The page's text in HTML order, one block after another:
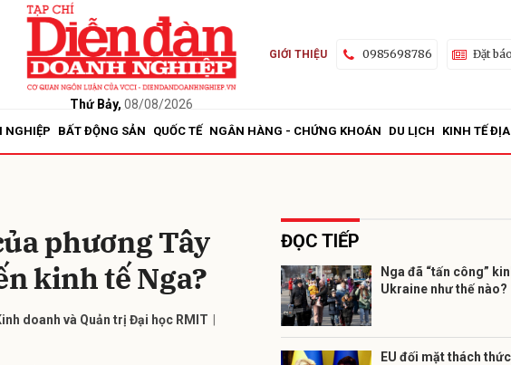
Thứ Bảy, 08/08/2026
GIỚI THIỆU 0985698786 Đặt báo
NGHIỆP BẤT ĐỘNG SẢN QUỐC TẾ NGÂN HÀNG - CHỨNG KHOÁN DU LỊCH KINH TẾ
phương Tây
kinh tế Nga?
doanh và Quản trị Đại học RMIT
ĐỌC TIẾP
Nga đã “tấn công”
Ukraine như thế nào?
EU đối mặt thách
Gửi